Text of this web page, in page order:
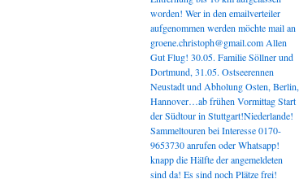
worden! Wer in den emailverteiler
aufgenommen werden möchte mail an
groene.christoph@gmail.com Allen
Gut Flug! 30.05. Familie Söllner und
Dortmund, 31.05. Ostseerennen
Neustadt und Abholung Osten, Berlin,
Hannover…ab frühen Vormittag Start
der Südtour in Stuttgart!Niederlande!
Sammeltouren bei Interesse 0170-
9653730 anrufen oder Whatsapp!
knapp die Hälfte der angemeldeten
sind da! Es sind noch Plätze frei!